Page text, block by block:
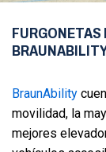
FURGONETAS
BraunAbility
movilidad, la
mejores